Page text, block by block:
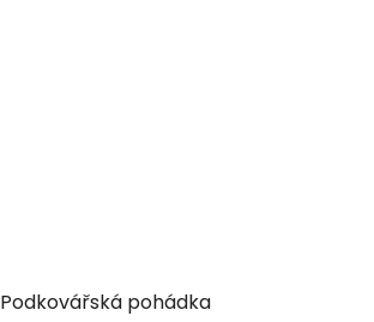
Podkovářská pohádka